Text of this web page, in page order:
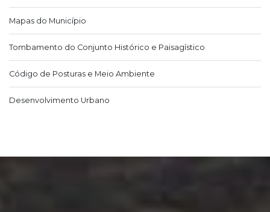
Mapas do Município
Tombamento do Conjunto Histórico e Paisagístico
Código de Posturas e Meio Ambiente
Desenvolvimento Urbano